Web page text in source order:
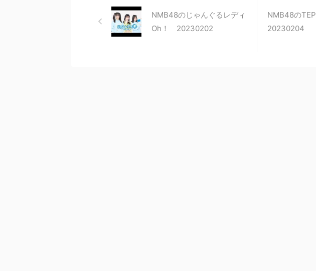
NMB48のじゃんぐるレディ
Oh！ 20230202
NMB48の
20230204